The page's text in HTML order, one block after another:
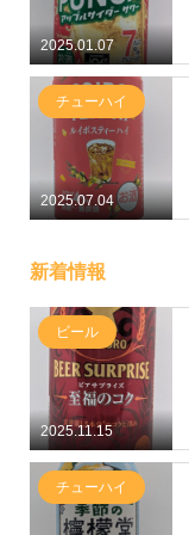
2025.01.07
2025.07.04
チューハイ
新着情報
2025.11.15
ビール
チューハイ